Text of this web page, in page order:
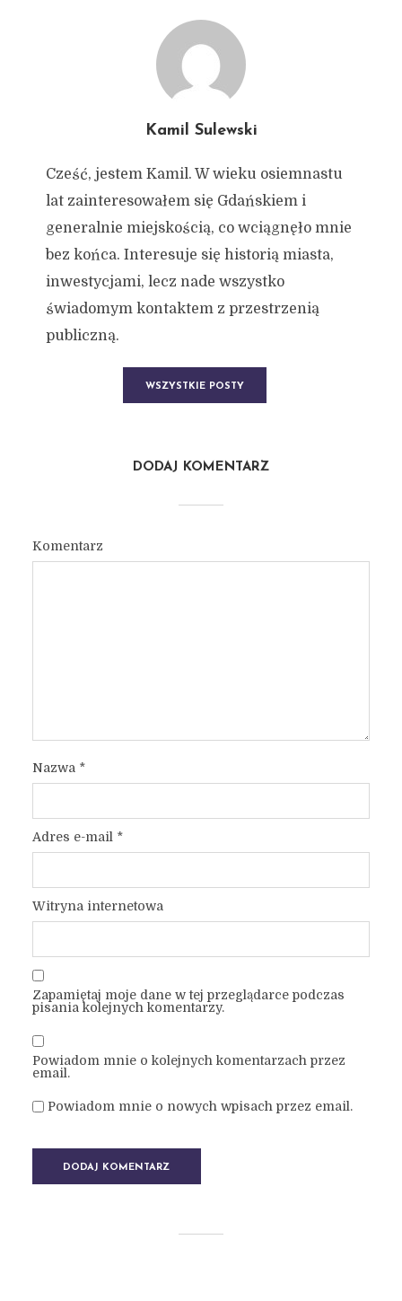
Kamil Sulewski
Cześć, jestem Kamil. W wieku osiemnastu
lat zainteresowałem się Gdańskiem i
generalnie miejskością, co wciągnęło mnie
bez końca. Interesuje się historią miasta,
inwestycjami, lecz nade wszystko
świadomym kontaktem z przestrzenią
publiczną.
WSZYSTKIE POSTY
DODAJ KOMENTARZ
Komentarz
Nazwa *
Adres e-mail *
Witryna internetowa
Zapamiętaj moje dane w tej przeglądarce podczas
pisania kolejnych komentarzy.
Powiadom mnie o kolejnych komentarzach przez
email.
Powiadom mnie o nowych wpisach przez email.